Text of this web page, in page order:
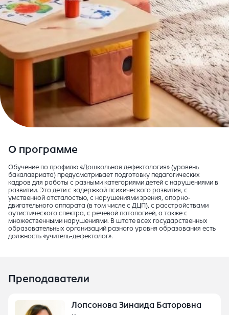
О программе
Обучение по профилю «Дошкольная дефектология» (уровень
бакалавриата) предусматривает подготовку педагогических
кадров для работы с разными категориями детей с нарушениями в
развитии. Это дети с задержкой психического развития, с
умственной отсталостью, с нарушениями зрения, опорно-
двигательного аппарата (в том числе с ДЦП), с расстройствами
аутистического спектра, с речевой патологией, а также с
множественными нарушениями. В штате всех государственных
образовательных организаций разного уровня образования есть
должность «учитель-дефектолог».
Преподаватели
Лопсонова Зинаида Баторовна